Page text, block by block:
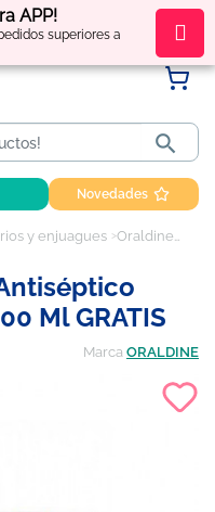
APP!
superiores a
por tus compras

Novedades
y enjuagues Oraldine uso diario antiséptico colutorio, 400 ml + 200 ml GRATIS
Ml GRATIS
Marca ORALDINE